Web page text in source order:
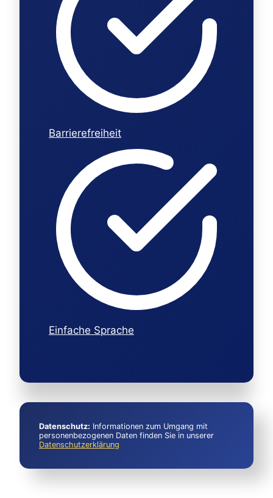
Barrierefreiheit
Einfache Sprache
Datenschutz: Informationen zum Umgang mit
personenbezogenen Daten finden Sie in unserer
Datenschutzerklärung